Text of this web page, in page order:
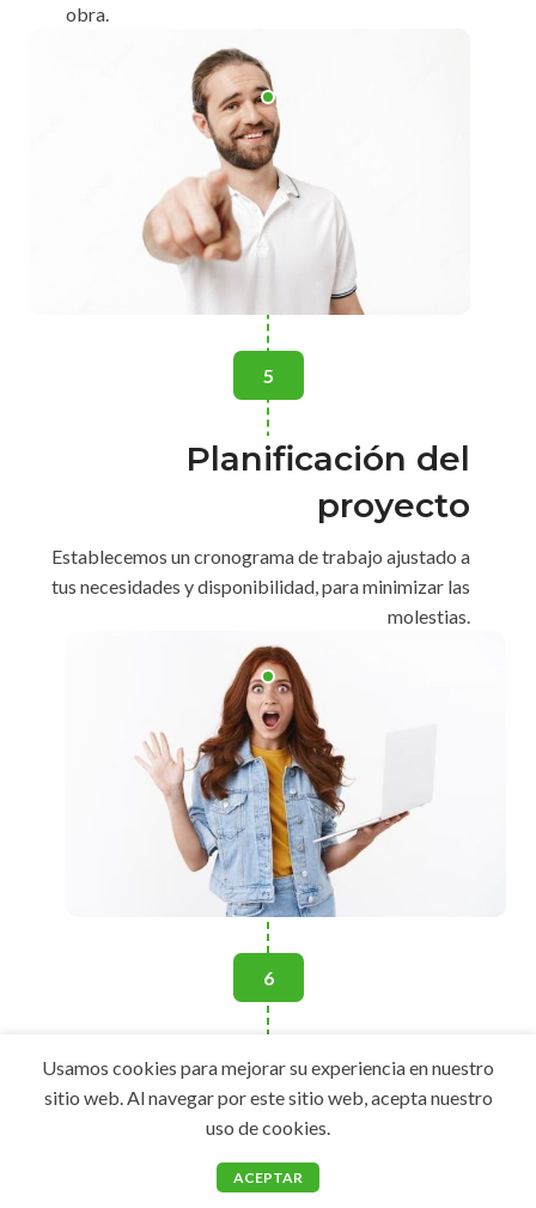
obra.
5
Planificación del
proyecto
Establecemos un cronograma de trabajo ajustado a
tus necesidades y disponibilidad, para minimizar las
molestias.
6
Preparación del espacio
Protegemos y preparamos adecuadamente las
superficies y áreas de trabajo antes de comenzar con
el proceso de pintura y decoración.
Usamos cookies para mejorar su experiencia en nuestro
sitio web. Al navegar por este sitio web, acepta nuestro
uso de cookies.
ACEPTAR
Menú